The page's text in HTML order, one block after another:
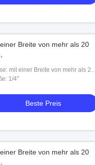
Breite von mehr als 20
mit einer Breite von mehr als 20
1/4"
Beste Preis
Breite von mehr als 20